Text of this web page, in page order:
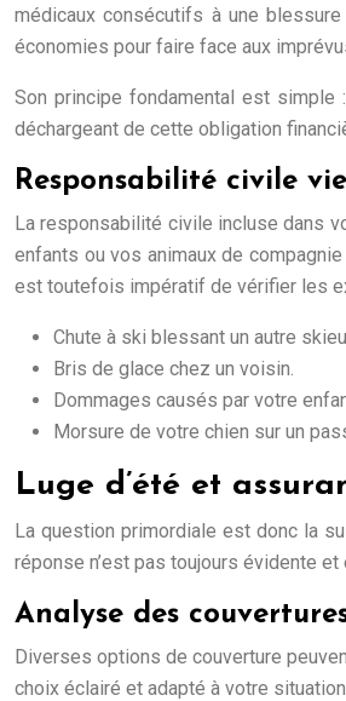
médicaux consécutifs à une
économies pour faire face aux
Son principe fondamental est simple
déchargeant de cette obligation
Responsabilité civile
La responsabilité civile incluse dans
enfants ou vos animaux de
est toutefois impératif de vérifier les
Chute à ski blessant un autre
Bris de glace chez un voisin.
Dommages causés par votre
Morsure de votre chien sur un
Luge d’été et
La question primordiale est donc la
réponse n’est pas toujours évidente
Analyse des
Diverses options de couverture
choix éclairé et adapté à votre